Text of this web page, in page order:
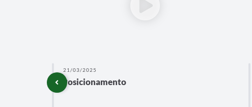
21/03/2025
Posicionamento